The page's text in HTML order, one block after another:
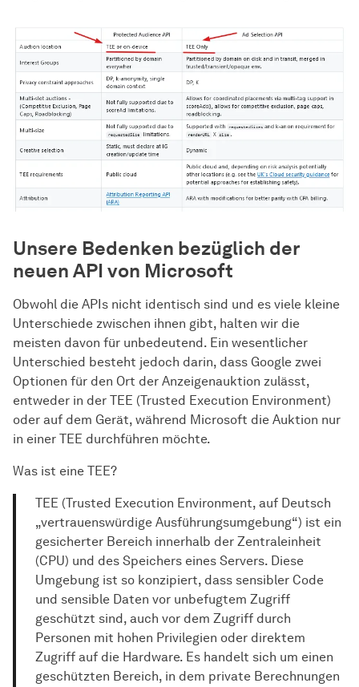
Unsere Bedenken bezüglich der
neuen API von Microsoft
Obwohl die APIs nicht identisch sind und es viele kleine
Unterschiede zwischen ihnen gibt, halten wir die
meisten davon für unbedeutend. Ein wesentlicher
Unterschied besteht jedoch darin, dass Google zwei
Optionen für den Ort der Anzeigenauktion zulässt,
entweder in der TEE (Trusted Execution Environment)
oder auf dem Gerät, während Microsoft die Auktion nur
in einer TEE durchführen möchte.
Was ist eine TEE?
TEE (Trusted Execution Environment, auf Deutsch
„vertrauenswürdige Ausführungsumgebung“) ist ein
gesicherter Bereich innerhalb der Zentraleinheit
(CPU) und des Speichers eines Servers. Diese
Umgebung ist so konzipiert, dass sensibler Code
und sensible Daten vor unbefugtem Zugriff
geschützt sind, auch vor dem Zugriff durch
Personen mit hohen Privilegien oder direktem
Zugriff auf die Hardware. Es handelt sich um einen
geschützten Bereich, in dem private Berechnungen